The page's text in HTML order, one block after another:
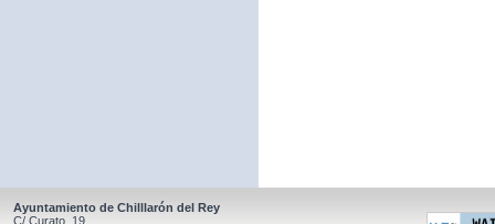
Ayuntamiento de Chilllarón del Rey
C/ Curato, 19